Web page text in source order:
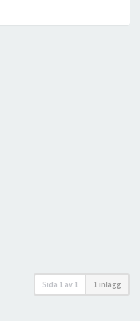
Sida 1 av 1 1 inlägg